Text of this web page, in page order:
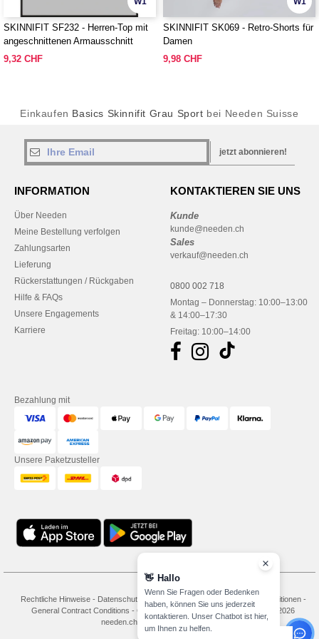
SKINNIFIT SF232 - Herren-Top mit
angeschnittenen Armausschnitt
9,32 CHF
SKINNIFIT SK069 - Retro-Shorts für
Damen
9,98 CHF
Einkaufen Basics Skinnifit Grau Sport bei Needen Suisse
jetzt abonnieren!
INFORMATION
Über Needen
Meine Bestellung verfolgen
Zahlungsarten
Lieferung
Rückerstattungen / Rückgaben
Hilfe & FAQs
Unsere Engagements
Karriere
KONTAKTIEREN SIE UNS
Kunde
kunde@needen.ch
Sales
verkauf@needen.ch
0800 002 718
Montag – Donnerstag: 10:00–13:00
& 14:00–17:30
Freitag: 10:00–14:00
Bezahlung mit
Unsere Paketzusteller
Rechtliche Hinweise- Datenschutzbestimmungen - Bedingungen und Konditionen-
General Contract Conditions - Cookie-Richtlinie Site Map
Copyright 2026
needen.ch - Alle Rechte vorbehalten
👋 Hallo
Wenn Sie Fragen oder Bedenken
haben, können Sie uns jederzeit
kontaktieren. Unser Chatbot ist hier,
um Ihnen zu helfen.